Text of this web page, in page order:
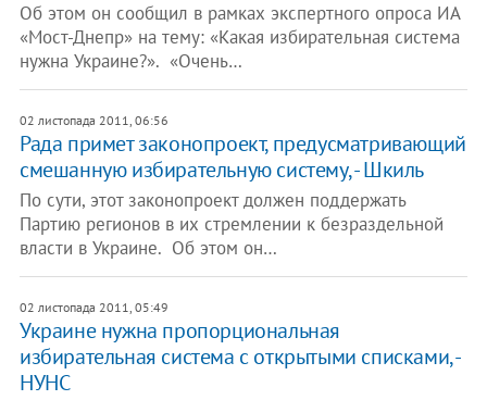
Об этом он сообщил в рамках экспертного опроса ИА
«Мост-Днепр» на тему: «Какая избирательная система
нужна Украине?». «Очень…
02 листопада 2011, 06:56
Рада примет законопроект, предусматривающий
смешанную избирательную систему, - Шкиль
По сути, этот законопроект должен поддержать
Партию регионов в их стремлении к безраздельной
власти в Украине. Об этом он…
02 листопада 2011, 05:49
Украине нужна пропорциональная
избирательная система с открытыми списками, -
НУНС